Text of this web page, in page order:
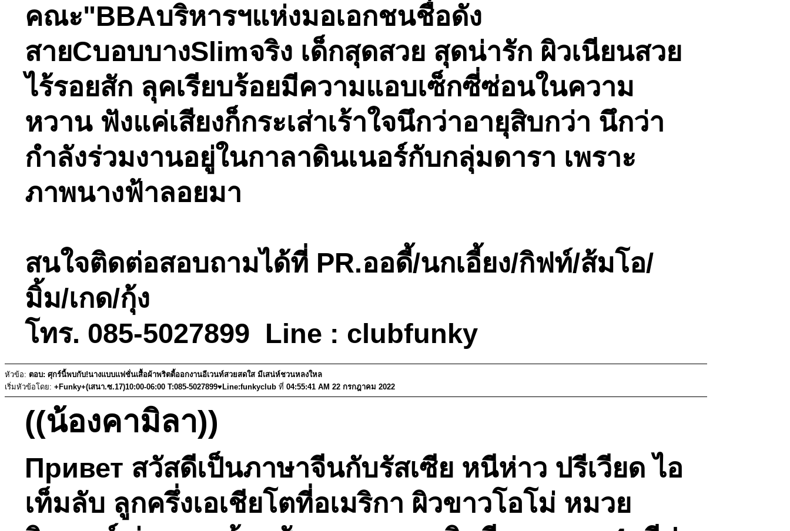
คณะ"BBAบริหารฯแห่งมอเอกชนชื่อดัง
สายCบอบบางSlimจริง เด็กสุดสวย สุดน่ารัก ผิวเนียนสวย
ไร้รอยสัก ลุคเรียบร้อยมีความแอบเซ็กซี่ซ่อนในความ
หวาน ฟังแค่เสียงก็กระเส่าเร้าใจนึกว่าอายุสิบกว่า นึกว่า
กำลังร่วมงานอยู่ในกาลาดินเนอร์กับกลุ่มดารา เพราะ
ภาพนางฟ้าลอยมา
สนใจติดต่อสอบถามได้ที่ PR.ออดี้/นกเอี้ยง/กิฟท์/ส้มโอ/
มิ้ม/เกด/กุ้ง
โทร. 085-5027899 Line : clubfunky
หัวข้อ: ตอบ: ศุกร์นี้พบกับ!นางแบบแฟชั่นเสื้อผ้าพริตตี้ออกงานอีเวนท์สวยสดใส มีเสน่ห์ชวนหลงใหล
เริ่มหัวข้อโดย: +Funky+(เสนา.ซ.17)10:00-06:00 T:085-5027899♥Line:funkyclub ที่ 04:55:41 AM 22 กรกฎาคม 2022
((น้องคามิลา))
Привет สวัสดีเป็นภาษาจีนกับรัสเซีย หนีห่าว ปรีเวียด ไอ
เท็มลับ ลูกครึ่งเอเชียโตที่อเมริกา ผิวขาวโอโม่ หมวย